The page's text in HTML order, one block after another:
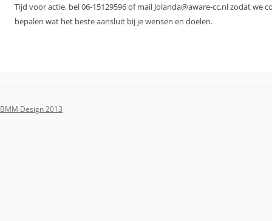
Tijd voor actie, bel 06-15129596 of mail Jolanda@aware-cc.nl zodat we
bepalen wat het beste aansluit bij je wensen en doelen.
BMM Design 2013